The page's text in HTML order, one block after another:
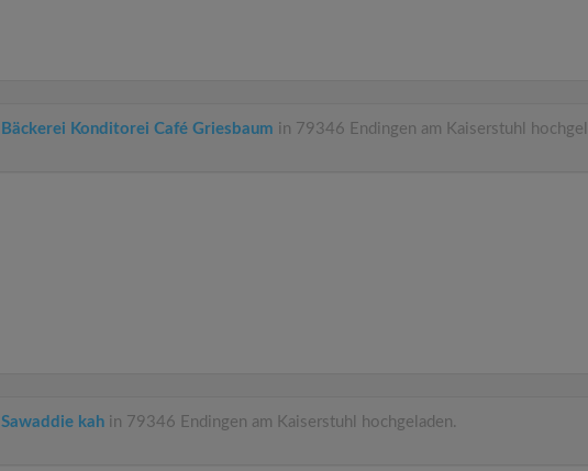
Bäckerei Konditorei Café Griesbaum in 79346 Endingen am Kaiserstuhl
Sawaddie kah in 79346 Endingen am Kaiserstuhl hochgeladen.